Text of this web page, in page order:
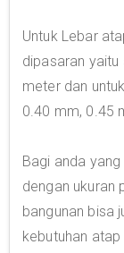
Untuk Lebar
dipasaran yaitu
meter dan
0.40 mm, 0.45
Bagi anda
dengan ukuran
bangunan bisa
kebutuhan atap